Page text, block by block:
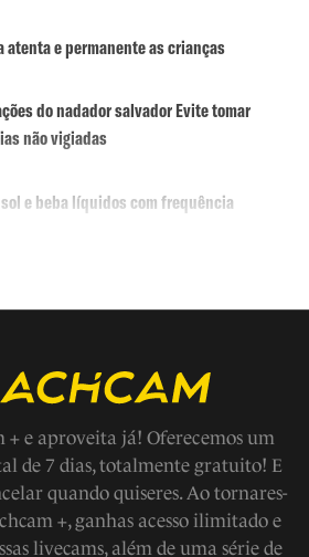
atenta e permanente as crianças
do nadador salvador Evite tomar
não vigiadas
e beba líquidos com frequência
de vida e tradições locais, a fauna e
+ e aproveita já! Oferecemos um
de 7 dias, totalmente gratuito! E
quando quiseres. Ao tornares-
+, ganhas acesso ilimitado e
livecams, além de uma série de